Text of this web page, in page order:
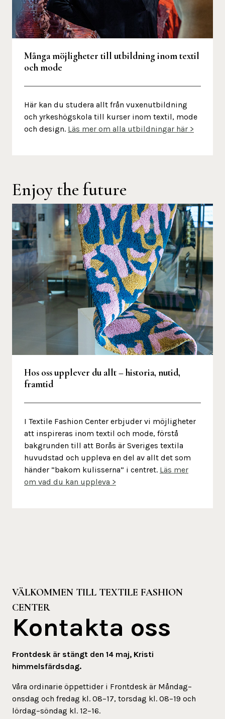
Många möjligheter till utbildning inom textil
och mode
Här kan du studera allt från vuxenutbildning
och yrkeshögskola till kurser inom textil, mode
och design. Läs mer om alla utbildningar här >
Enjoy the future
Hos oss upplever du allt – historia, nutid,
framtid
I Textile Fashion Center erbjuder vi möjligheter
att inspireras inom textil och mode, förstå
bakgrunden till att Borås är Sveriges textila
huvudstad och uppleva en del av allt det som
händer ”bakom kulisserna” i centret. Läs mer
om vad du kan uppleva >
VÄLKOMMEN TILL TEXTILE FASHION
CENTER
Kontakta oss
Frontdesk är stängt den 14 maj, Kristi
himmelsfärdsdag.
Våra ordinarie öppettider i Frontdesk är Måndag–
onsdag och fredag kl. 08–17, torsdag kl. 08–19 och
lördag–söndag kl. 12–16.